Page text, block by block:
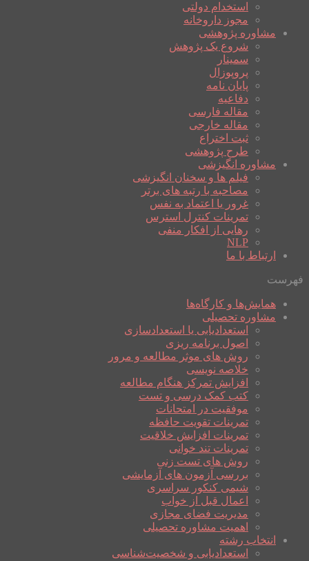
استخدام دولتی
مجوز داروخانه
مشاوره پژوهشی
شروع یک پژوهش
سمینار
پروپوزال
پایان نامه
دفاعیه
مقاله فارسی
مقاله خارجی
ثبت اختراع
طرح پژوهشی
مشاوره انگیزشی
فیلم ها و سخنان انگیزشی
مصاحبه با رتبه های برتر
غرور یا اعتماد به نفس
تمرینات کنترل استرس
رهایی از افکار منفی
NLP
ارتباط با ما
فهرست
همایش‌ها و کارگاه‌ها
مشاوره تحصیلی
استعدادیابی یا استعدادسازی
اصول برنامه ریزی
روش های موثر مطالعه و مرور
خلاصه نویسی
افزایش تمرکز هنگام مطالعه
کتب کمک درسی و تست
موفقیت در امتحانات
تمرینات تقویت حافظه
تمرینات افزایش خلاقیت
تمرینات تند خوانی
روش های تست زنی
بررسی آزمون های آزمایشی
شیمی کنکور سراسری
اعمال قبل از خواب
مدیریت فضای مجازی
اهمیت مشاوره تحصیلی
انتخاب رشته
استعدادیابی و شخصیت‌شناسی